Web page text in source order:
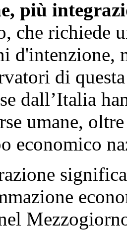
più
che richiede
d'intenzione,
di
dall’Italia
umane,
economico